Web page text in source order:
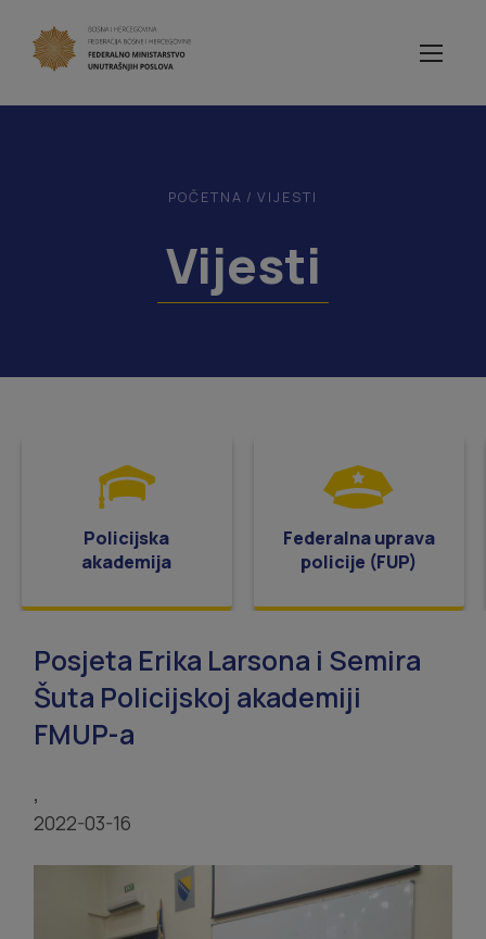
POČETNA / VIJESTI
Vijesti
Policijska
akademija
Federalna uprava
policije (FUP)
Posjeta Erika Larsona i Semira
Šuta Policijskoj akademiji
FMUP-a
,
2022-03-16